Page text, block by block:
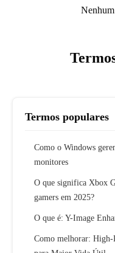
Termos populares
Como o Windows
monitores
O que significa Xbox
gamers em 2025?
O que é: Y-Image
Como melhorar: High-